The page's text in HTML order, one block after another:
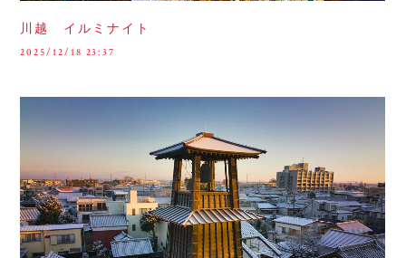
川越 イルミナイト
2025/12/18 23:37